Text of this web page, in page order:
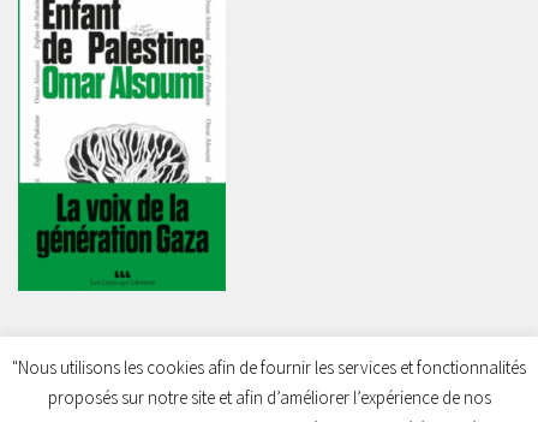
"Nous utilisons les cookies afin de fournir les services et fonctionnalités
proposés sur notre site et afin d’améliorer l’expérience de nos